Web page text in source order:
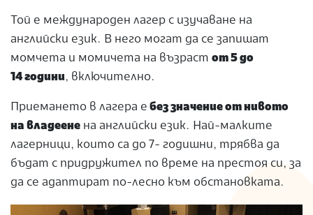
Той е международен лагер с изучаване на
английски език. В него могат да се запишат
момчета и момичета на възраст от 5 до
14 години, включително.
Приемането в лагера е без значение от нивото
на владеене на английски език. Най-малките
лагерници, които са до 7- годишни, трябва да
бъдат с придружител по време на престоя си, за
да се адаптират по-лесно към обстановката.